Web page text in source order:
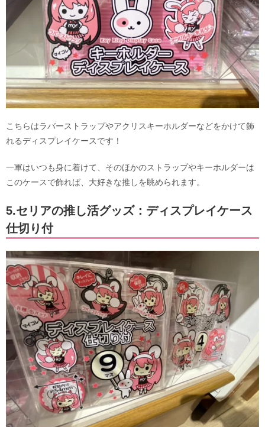
こちらはラバーストラップやアクリスキーホルダーなどをかけて飾
れるディスプレイケースです！
一軍はいつも身に着けて、そのほかのストラップやキーホルダーは
このケースで飾れば、大好きな推しを眺められます。
5.セリアの推し活グッズ：ディスプレイケース
仕切り付